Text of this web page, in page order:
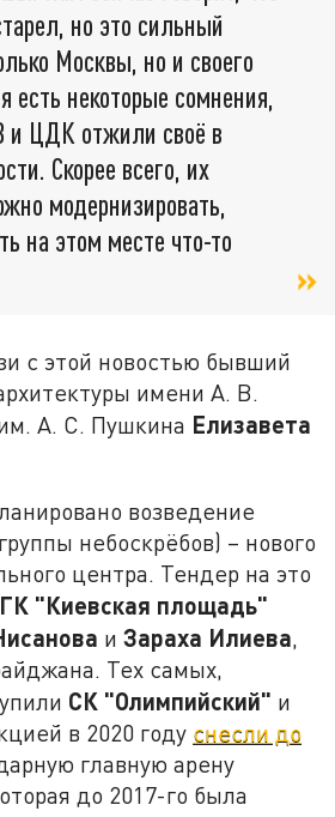
но это сильный
Москвы, но и своего
есть некоторые сомнения,
и ЦДК отжили своё в
Скорее всего, их
модернизировать,
на этом месте что-то
с этой новостью бывший
имени А. В.
А. С. Пушкина Елизавета
возведение
небоскрёбов) – нового
центра. Тендер на это
ГК "Киевская площадь"
иЗараха Илиева,
Тех самых,
СК "Олимпийский" и
в 2020 году снесли до
главную арену
до 2017-го была